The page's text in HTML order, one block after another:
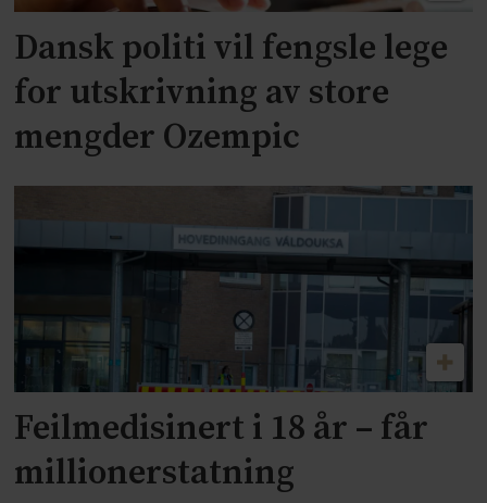
Dansk politi vil fengsle lege
for utskrivning av store
mengder Ozempic
Feilmedisinert i 18 år – får
millionerstatning